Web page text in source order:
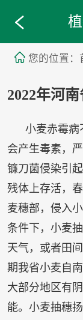
您的位置：
2022年河
小麦赤霉病
会产生毒素，
镰刀菌侵染引
残体上存活，
麦穗部，侵入
条件下，小麦
天气，或者田
期我省小麦自
大部分地区有
能。小麦抽穗